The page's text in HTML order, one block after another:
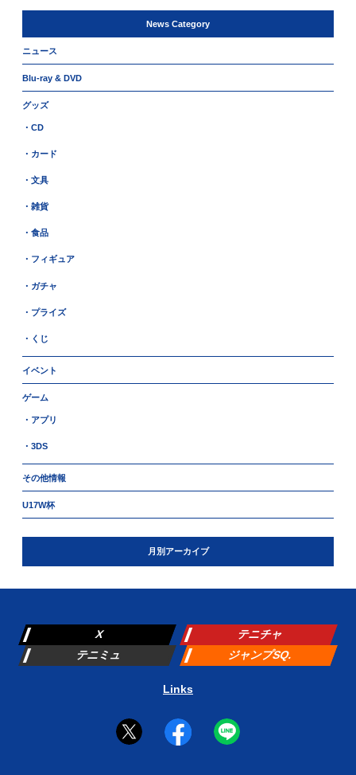
News Category
ニュース
Blu-ray & DVD
グッズ
・CD
・カード
・文具
・雑貨
・食品
・フィギュア
・ガチャ
・プライズ
・くじ
イベント
ゲーム
・アプリ
・3DS
その他情報
U17W杯
月別アーカイブ
X
テニチャ
テニミュ
ジャンプSQ.
Links